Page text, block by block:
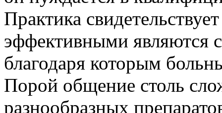
Практика
эффективными являются
благодаря которым
Порой общение столь
разнообразных